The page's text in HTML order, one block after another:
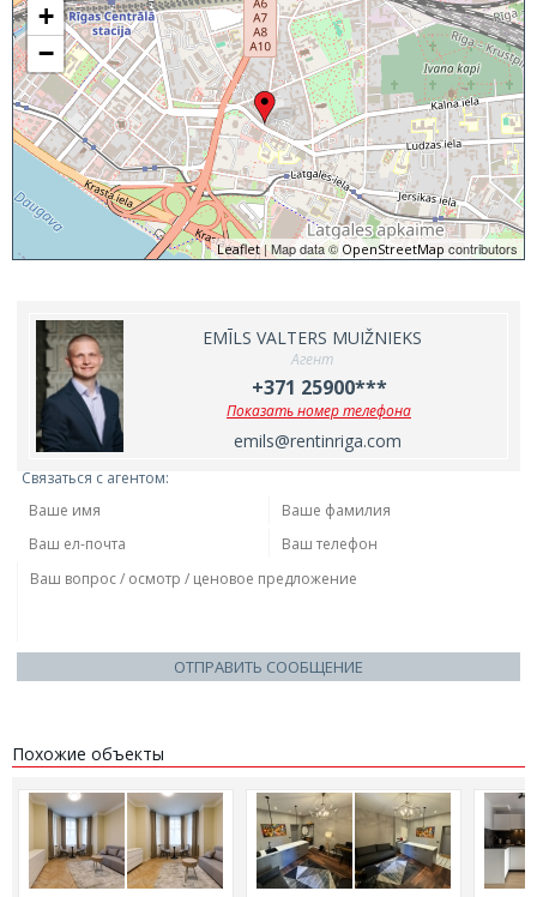
+
−
Leaflet| Map data ©OpenStreetMap contributors
EMĪLS VALTERS MUIŽNIEKS
Агент
+371 25900***
Показать номер телефона
emils@rentinriga.com
Связаться с агентом:
ОТПРАВИТЬ СООБЩЕНИЕ
Похожие объекты